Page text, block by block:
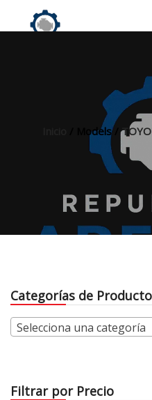
/ Models /
Categorías de Producto
Selecciona una categoría
Filtrar por Precio